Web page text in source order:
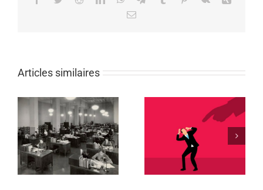
Email
Articles similaires